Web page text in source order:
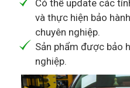
Có thể update các
và thực hiện bảo
chuyên nghiệp.
Sản phẩm được bảo
nghiệp.